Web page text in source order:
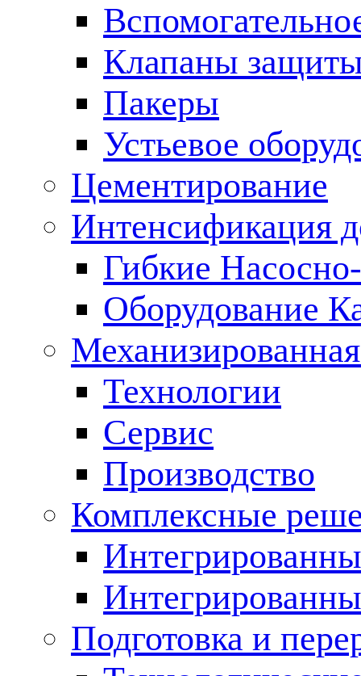
Клапаны
Пакеры
Устьевое
Цементирование
Интенсификация
Гибкие
Оборудование
Технологии
Сервис
Производство
Комплексные
Подготовка и